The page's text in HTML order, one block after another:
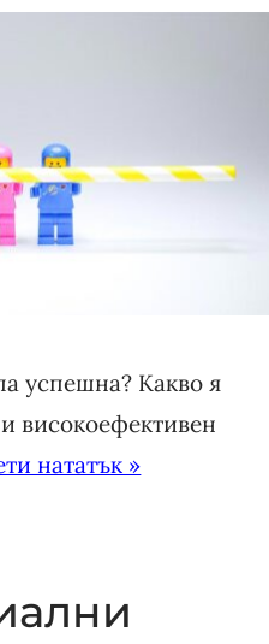
успешна? Какво я
високоефективен
нататък »